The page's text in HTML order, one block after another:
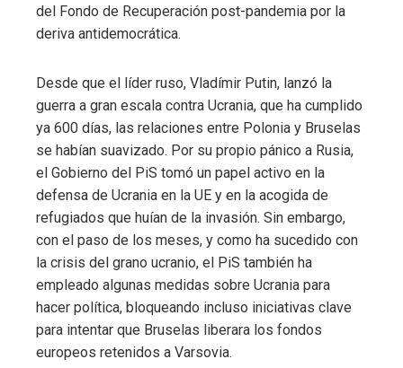
del Fondo de Recuperación post-pandemia por la
deriva antidemocrática.
Desde que el líder ruso, Vladímir Putin, lanzó la
guerra a gran escala contra Ucrania, que ha cumplido
ya 600 días, las relaciones entre Polonia y Bruselas
se habían suavizado. Por su propio pánico a Rusia,
el Gobierno del PiS tomó un papel activo en la
defensa de Ucrania en la UE y en la acogida de
refugiados que huían de la invasión. Sin embargo,
con el paso de los meses, y como ha sucedido con
la crisis del grano ucranio, el PiS también ha
empleado algunas medidas sobre Ucrania para
hacer política, bloqueando incluso iniciativas clave
para intentar que Bruselas liberara los fondos
europeos retenidos a Varsovia.